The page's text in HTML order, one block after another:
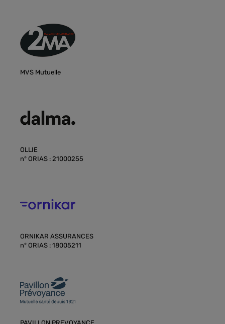
MVS Mutuelle
OLLIE
n° ORIAS : 21000255
ORNIKAR ASSURANCES
n° ORIAS : 18005211